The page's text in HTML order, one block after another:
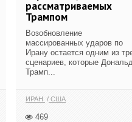
рассматриваемых
Трампом
Возобновление
массированных ударов по
Ирану остается одним из
сценариев, которые
Трамп...
ИРАН США
469